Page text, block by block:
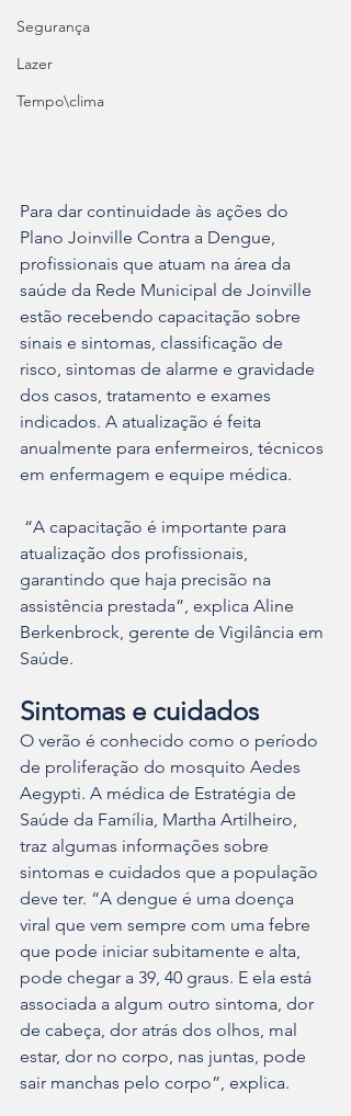
Segurança
Lazer
Tempo\clima
Para dar continuidade às ações do
Plano Joinville Contra a Dengue,
profissionais que atuam na área da
saúde da Rede Municipal de Joinville
estão recebendo capacitação sobre
sinais e sintomas, classificação de
risco, sintomas de alarme e gravidade
dos casos, tratamento e exames
indicados. A atualização é feita
anualmente para enfermeiros, técnicos
em enfermagem e equipe médica.
atualização dos profissionais,
garantindo que haja precisão na
assistência prestada”, explica Aline
Berkenbrock, gerente de Vigilância em
Saúde.
Sintomas e cuidados
O verão é conhecido como o período
de proliferação do mosquito Aedes
Aegypti. A médica de Estratégia de
Saúde da Família, Martha Artilheiro,
traz algumas informações sobre
sintomas e cuidados que a população
deve ter. “A dengue é uma doença
viral que vem sempre com uma febre
que pode iniciar subitamente e alta,
pode chegar a 39, 40 graus. E ela está
associada a algum outro sintoma, dor
de cabeça, dor atrás dos olhos, mal
estar, dor no corpo, nas juntas, pode
sair manchas pelo corpo”, explica.